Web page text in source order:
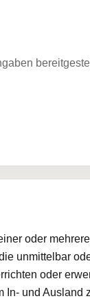
oder
unmittelbar
oder
und Ausland